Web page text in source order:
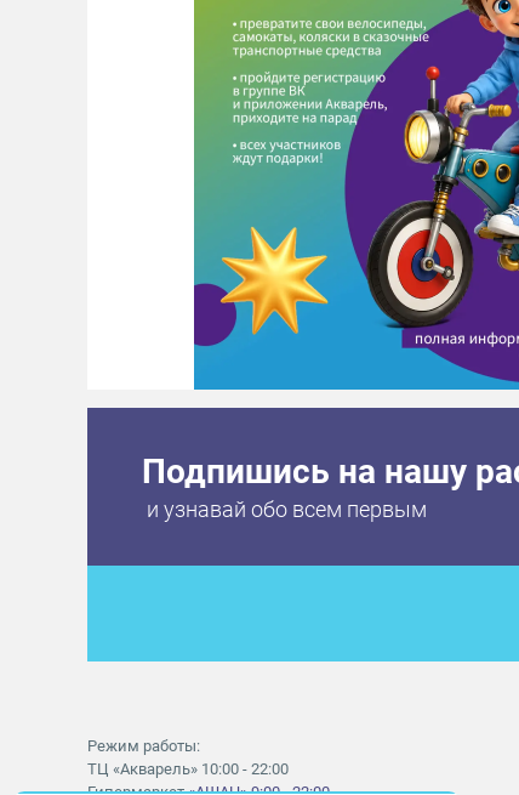
Подпишись на нашу
и узнавай обо всем первым
Режим работы:
ТЦ «Акварель» 10:00 - 22:00